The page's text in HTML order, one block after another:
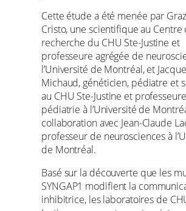
Cette étude a été menée par
Cristo, une scientifique au Centre
recherche du CHU Ste-Justine et
professeure agrégée de
l’Université de Montréal, et
Michaud, généticien, pédiatre et
au CHU Ste-Justine et
pédiatrie à l’Université de
collaboration avec Jean-Claude
professeur de neurosciences à
de Montréal.
Basé sur la découverte que les
SYNGAP1 modifient la
inhibitrice, les laboratoires de